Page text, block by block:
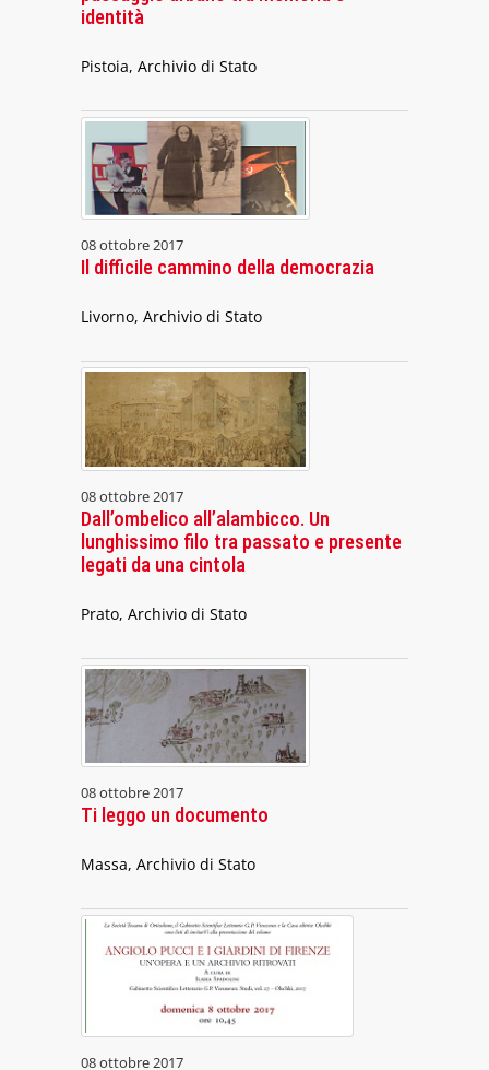
identità
Pistoia, Archivio di Stato
08 ottobre 2017
Il difficile cammino della democrazia
Livorno, Archivio di Stato
08 ottobre 2017
Dall’ombelico all’alambicco. Un
lunghissimo filo tra passato e presente
legati da una cintola
Prato, Archivio di Stato
08 ottobre 2017
Ti leggo un documento
Massa, Archivio di Stato
08 ottobre 2017